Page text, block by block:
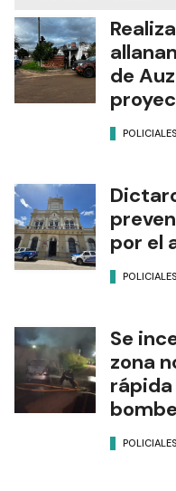
de
POLICIALES
por el
POLICIALES
Se
zona
POLICIALES